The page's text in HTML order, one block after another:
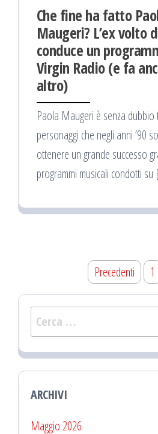
Che fine ha fatto
Maugeri? L’ex volto
conduce un
Virgin Radio (e fa
altro)
Paola Maugeri è senza dubbio
personaggi che negli anni ’90
ottenere un grande successo
programmi musicali condotti
Navigazione
articoli
Precedenti 1
Ricerca
per:
ARCHIVI
Maggio 2026